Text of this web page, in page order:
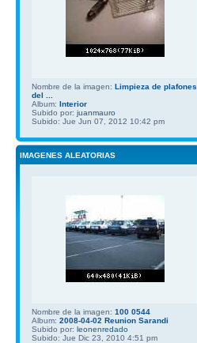
Nombre de la imagen: Limpieza de plafones
del ...
Album: Interior
Subido por: juanmauro
Subido: Jue Jun 07, 2012 10:42 pm
IMAGENES ALEATORIAS
Nombre de la imagen: 100 0544
Album: 2008-04-02 Reunion Sarandi
Subido por: leonenredado
Subido: Jue Dic 23, 2010 4:51 pm